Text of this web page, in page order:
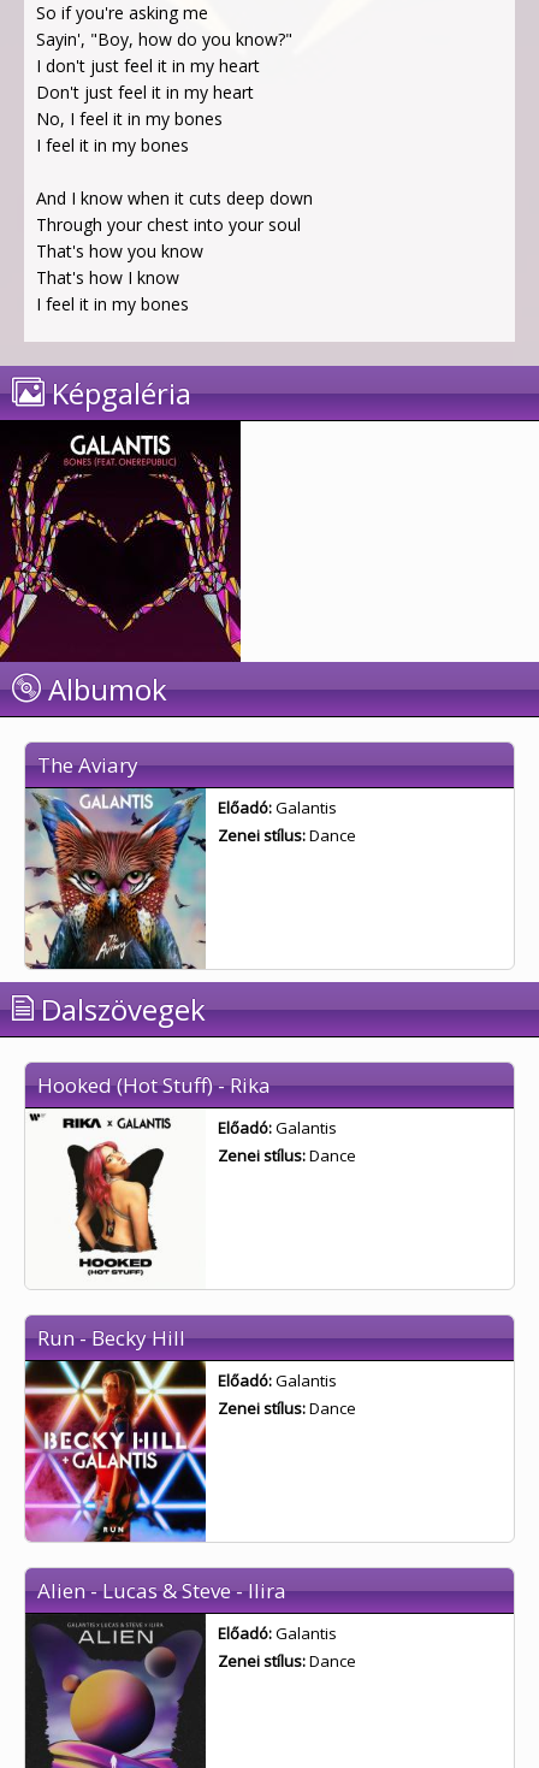
So if you're asking me
Sayin', "Boy, how do you know?"
I don't just feel it in my heart
Don't just feel it in my heart
No, I feel it in my bones
I feel it in my bones
And I know when it cuts deep down
Through your chest into your soul
That's how you know
That's how I know
I feel it in my bones
Képgaléria
Albumok
The Aviary
Előadó:Galantis
Zenei stílus:Dance
Dalszövegek
Hooked (Hot Stuff) - Rika
Előadó:Galantis
Zenei stílus:Dance
Run - Becky Hill
Előadó:Galantis
Zenei stílus:Dance
Alien - Lucas & Steve - Ilira
Előadó:Galantis
Zenei stílus:Dance